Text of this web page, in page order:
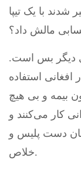
شدند با یک تیپا
مالش داد؟
دیگر بس است.
افغانی استفاده
بیمه و بی هیچ
کار می‌کنند و
دست پلیس و
خلاص.